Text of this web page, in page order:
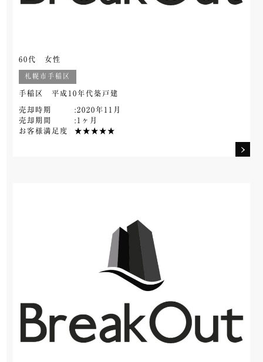
60代 女性
札幌市手稲区
手稲区 平成10年代築戸建
売却時期
:2020年11月
売却期間
:1ヶ月
お客様満足度
★★★★★